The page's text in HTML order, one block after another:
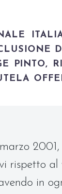
PINTO,
rispetto
in